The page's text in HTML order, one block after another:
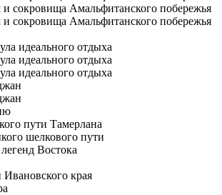
сокровища Амальфитанского побережья
сокровища Амальфитанского побережья
идеального отдыха
идеального отдыха
идеального отдыха
пути Тамерлана
шелкового пути
Востока
края